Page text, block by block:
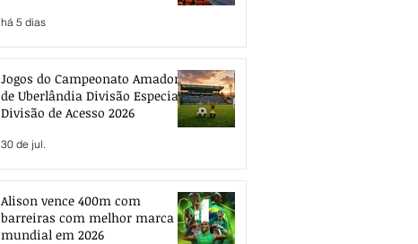
há 5 dias
Jogos do Campeonato Amador
de Uberlândia Divisão Especial e
Divisão de Acesso 2026
30 de jul.
Alison vence 400m com
barreiras com melhor marca
mundial em 2026